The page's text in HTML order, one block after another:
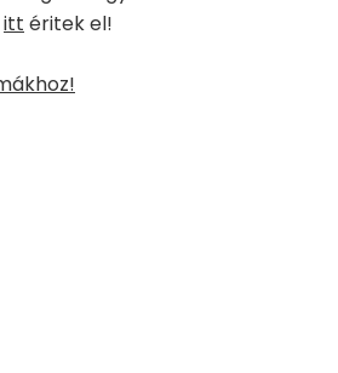
itt éritek el!